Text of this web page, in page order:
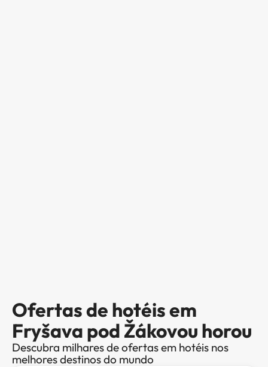
Ofertas de hotéis em
Fryšava pod Žákovou horou
Descubra milhares de ofertas em hotéis nos
melhores destinos do mundo